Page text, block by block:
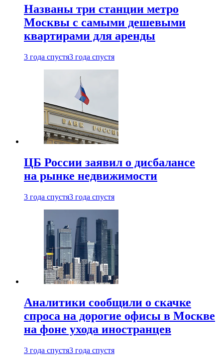
Названы три станции метро
Москвы с самыми дешевыми
квартирами для аренды
3 года спустя3 года спустя
ЦБ России заявил о дисбалансе
на рынке недвижимости
3 года спустя3 года спустя
Аналитики сообщили о скачке
спроса на дорогие офисы в Москве
на фоне ухода иностранцев
3 года спустя3 года спустя